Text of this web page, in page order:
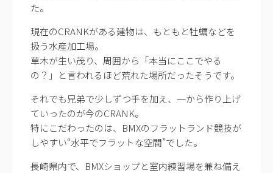
た。
現在のCRANKがある建物は、もともと牡蠣などを
扱う水産加工場。
草木が生い茂り、周囲から「本当にここでやる
の？」と言われるほど荒れた場所だったそうです。
それでも兄弟で少しずつ手を加え、一から作り上げ
ていったのが今のCRANK。
特にこだわったのは、BMXのフラットランド競技が
しやすい“水平でフラットな空間”でした。
長崎県内で、BMXショップと室内練習場を兼ね備え